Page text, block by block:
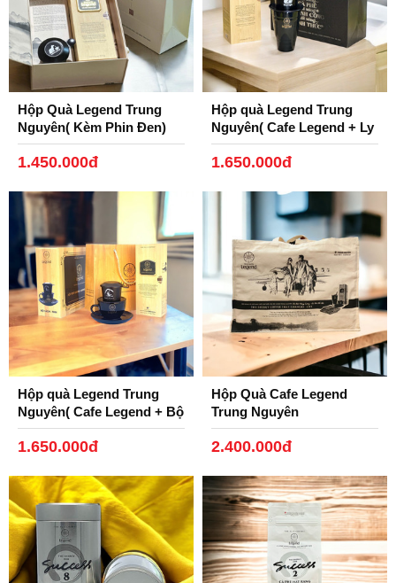
Hộp Quà Legend Trung
Nguyên( Kèm Phin Đen)
1.450.000đ
Hộp quà Legend Trung
Nguyên( Cafe Legend + Ly
Gốm, Phin Nhôm Đen)
1.650.000đ
Hộp quà Legend Trung
Nguyên( Cafe Legend + Bộ
Tách Gốm, Phin Nhôm
Đen)
1.650.000đ
Hộp Quà Cafe Legend
Trung Nguyên
2.400.000đ